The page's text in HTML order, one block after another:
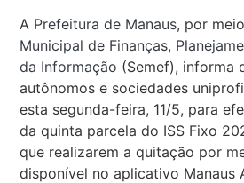
A Prefeitura de Manaus, por
Municipal de Finanças,
da Informação (Semef), informa
autônomos e sociedades
esta segunda-feira, 11/5, para
da quinta parcela do ISS Fixo
que realizarem a quitação por
disponível no aplicativo Manaus